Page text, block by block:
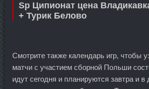
Sp Ципионат цена
+ Турик Белово
Смотрите также календарь игр, чтобы
матчи с участием сборной Польши
идут сегодня и планируются завтра и в